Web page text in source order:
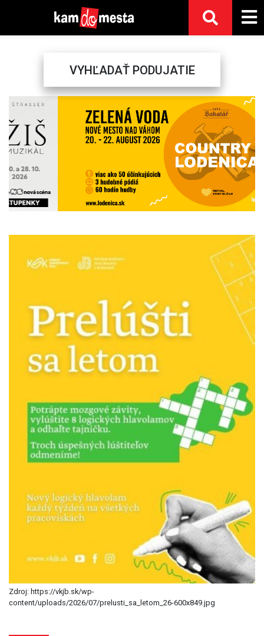
VYHĽADAŤ PODUJATIE
Next
Zdroj: https://vkjb.sk/wp-
content/uploads/2026/07/prelusti_sa_letom_26-600x849.jpg